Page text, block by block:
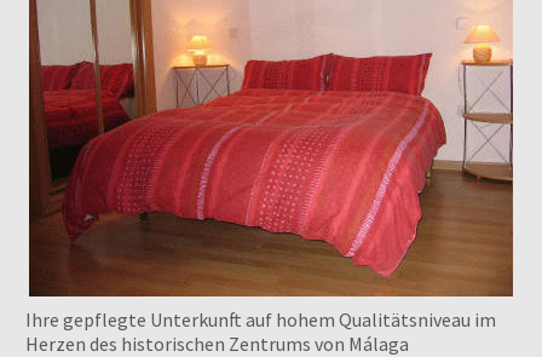
Ihre gepflegte Unterkunft auf hohem Qualitätsniveau im
Herzen des historischen Zentrums von Málaga